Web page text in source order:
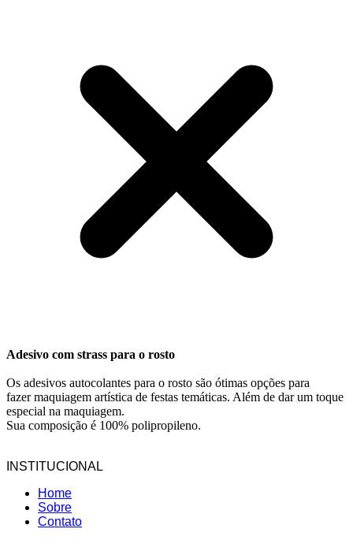
Adesivo com strass para o rosto
Os adesivos autocolantes para o rosto são ótimas opções para
fazer maquiagem artística de festas temáticas. Além de dar um toque
especial na maquiagem.
Sua composição é 100% polipropileno.
INSTITUCIONAL
Home
Sobre
Contato